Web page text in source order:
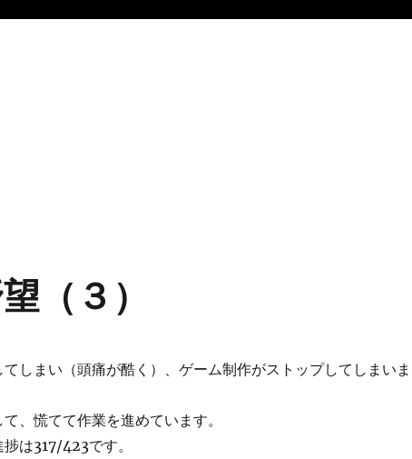
（３）
しまい（頭痛が酷く）、ゲーム制作がストップしてしまいま
、慌てて作業を進めています。
は317/423です。